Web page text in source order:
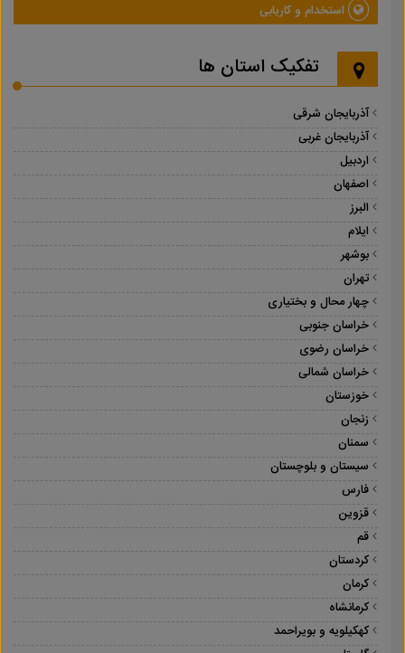
استخدام و کاریابی
تفکیک استان ها
آذربایجان شرقی
آذربایجان غربی
اردبیل
اصفهان
البرز
ایلام
بوشهر
تهران
چهار محال و بختیاری
خراسان جنوبی
خراسان رضوی
خراسان شمالی
خوزستان
زنجان
سمنان
سیستان و بلوچستان
فارس
قزوین
قم
کردستان
کرمان
کرمانشاه
کهکیلویه و بویراحمد